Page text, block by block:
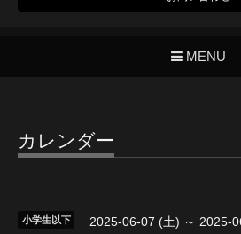
MENU
カレンダー
小学生以下 2025-06-07 (土) ～ 2025-